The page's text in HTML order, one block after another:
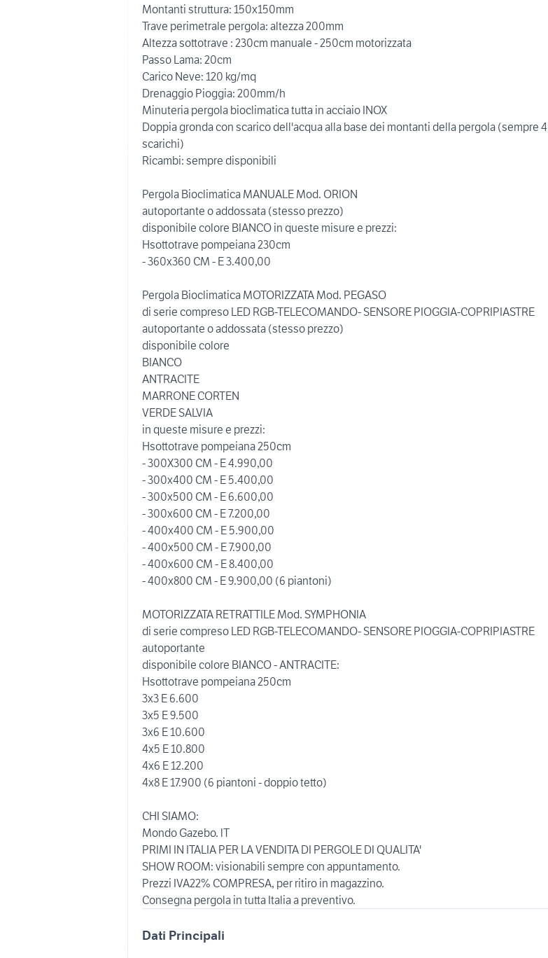
Montanti struttura: 150x150mm
Trave perimetrale pergola: altezza 200mm
Altezza sottotrave : 230cm manuale - 250cm motorizzata
Passo Lama: 20cm
Carico Neve: 120 kg/mq
Drenaggio Pioggia: 200mm/h
Minuteria pergola bioclimatica tutta in acciaio INOX
Doppia gronda con scarico dell'acqua alla base dei montanti della pergola (sempre 4
scarichi)
Ricambi: sempre disponibili
Pergola Bioclimatica MANUALE Mod. ORION
autoportante o addossata (stesso prezzo)
disponibile colore BIANCO in queste misure e prezzi:
Hsottotrave pompeiana 230cm
- 360x360 CM - E 3.400,00
Pergola Bioclimatica MOTORIZZATA Mod. PEGASO
di serie compreso LED RGB-TELECOMANDO- SENSORE PIOGGIA-COPRIPIASTRE
autoportante o addossata (stesso prezzo)
disponibile colore
BIANCO
ANTRACITE
MARRONE CORTEN
VERDE SALVIA
in queste misure e prezzi:
Hsottotrave pompeiana 250cm
- 300X300 CM - E 4.990,00
- 300x400 CM - E 5.400,00
- 300x500 CM - E 6.600,00
- 300x600 CM - E 7.200,00
- 400x400 CM - E 5.900,00
- 400x500 CM - E 7.900,00
- 400x600 CM - E 8.400,00
- 400x800 CM - E 9.900,00 (6 piantoni)
MOTORIZZATA RETRATTILE Mod. SYMPHONIA
di serie compreso LED RGB-TELECOMANDO- SENSORE PIOGGIA-COPRIPIASTRE
autoportante
disponibile colore BIANCO - ANTRACITE:
Hsottotrave pompeiana 250cm
3x3 E 6.600
3x5 E 9.500
3x6 E 10.600
4x5 E 10.800
4x6 E 12.200
4x8 E 17.900 (6 piantoni - doppio tetto)
CHI SIAMO:
Mondo Gazebo. lT
PRIMI IN ITALIA PER LA VENDITA DI PERGOLE DI QUALITA'
SHOW ROOM: visionabili sempre con appuntamento.
Prezzi IVA22% COMPRESA, per ritiro in magazzino.
Consegna pergola in tutta Italia a preventivo.
Dati Principali